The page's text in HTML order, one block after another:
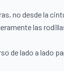
no desde la
las
de lado a lado